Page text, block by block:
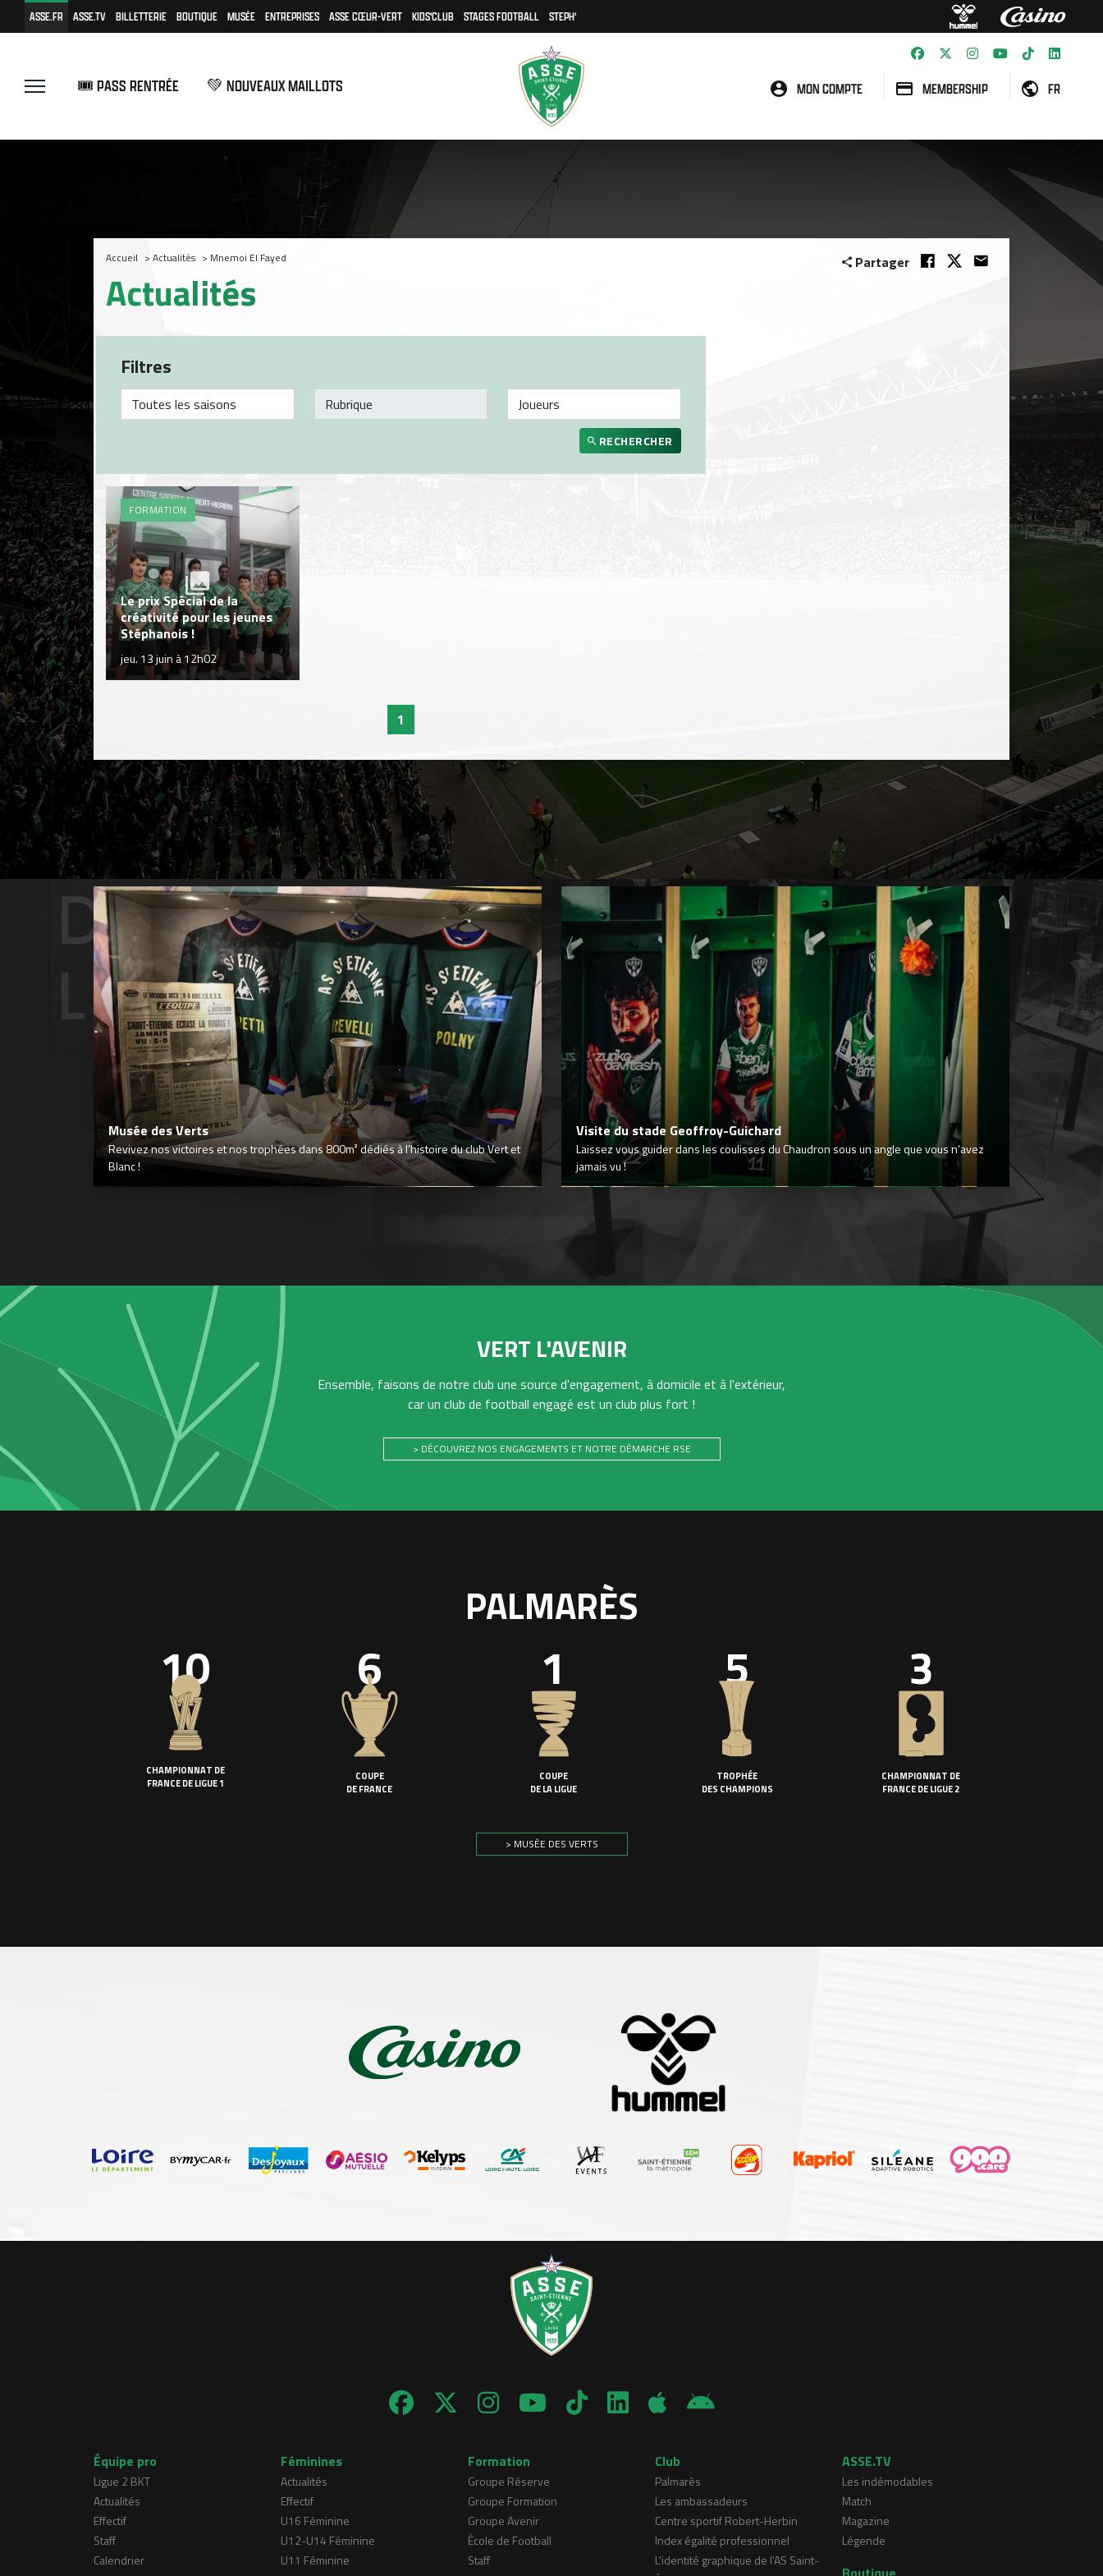
ASSE.FR ASSE.TV BILLETTERIE BOUTIQUE MUSÉE ENTREPRISES ASSE CŒUR-VERT KIDS'CLUB STAGES FOOTBALL STEPH'
🎟️ PASS RENTRÉE 💚 NOUVEAUX MAILLOTS MON COMPTE MEMBERSHIP FR
Accueil > Actualités > Mnemoi El Fayed Partager
Actualités
Filtres
RECHERCHER
FORMATION
Le prix Spécial de la
créativité pour les jeunes
Stéphanois !
jeu. 13 juin à 12h02
1
EXPÉRIENCESASSE
Musée des Verts
Revivez nos victoires et nos trophées dans 800m² dédiés à l’histoire du club Vert et
Blanc !
Visite du stade Geoffroy-Guichard
Laissez vous guider dans les coulisses du Chaudron sous un angle que vous n’avez
jamais vu !
VERT L'AVENIR
Ensemble, faisons de notre club une source d'engagement, à domicile et à l'extérieur,
car un club de football engagé est un club plus fort !
> DÉCOUVREZ NOS ENGAGEMENTS ET NOTRE DÉMARCHE RSE
PALMARÈS
10
CHAMPIONNAT DE
FRANCE DE LIGUE 1
6
COUPE
DE FRANCE
1
COUPE
DE LA LIGUE
5
TROPHÉE
DES CHAMPIONS
3
CHAMPIONNAT DE
FRANCE DE LIGUE 2
> MUSÉE DES VERTS
Équipe pro
Ligue 2 BKT
Actualités
Effectif
Staff
Calendrier
Féminines
Actualités
Effectif
U16 Féminine
U12-U14 Féminine
U11 Féminine
Formation
Groupe Réserve
Groupe Formation
Groupe Avenir
École de Football
Staff
Club
Palmarès
Les ambassadeurs
Centre sportif Robert-Herbin
Index égalité professionnel
L'identité graphique de l'AS Saint-
ASSE.TV
Les indémodables
Match
Magazine
Légende